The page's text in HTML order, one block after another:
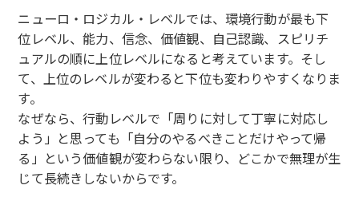
ニューロ・ロジカル・レベルでは、環境行動が最も下
位レベル、能力、信念、価値観、自己認識、スピリチ
ュアルの順に上位レベルになると考えています。そし
て、上位のレベルが変わると下位も変わりやすくなりま
す。
なぜなら、行動レベルで「周りに対して丁寧に対応し
よう」と思っても「自分のやるべきことだけやって帰
る」という価値観が変わらない限り、どこかで無理が生
じて長続きしないからです。